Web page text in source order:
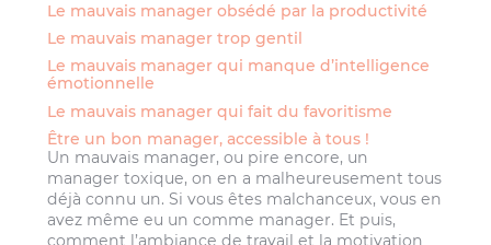
Le mauvais manager obsédé par la productivité
Le mauvais manager trop gentil
Le mauvais manager qui manque d’intelligence
émotionnelle
Le mauvais manager qui fait du favoritisme
Être un bon manager, accessible à tous !
Un mauvais manager, ou pire encore, un
manager toxique, on en a malheureusement tous
déjà connu un. Si vous êtes malchanceux, vous en
avez même eu un comme manager. Et puis,
comment l’ambiance de travail et la motivation